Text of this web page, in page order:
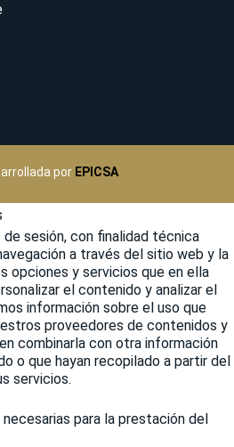
por EPICSA
sesión, con finalidad técnica
a través del sitio web y la
opciones y servicios que en ella
el contenido y analizar el
información sobre el uso que
proveedores de contenidos y
combinarla con otra información
o que hayan recopilado a partir del
servicios.
para la prestación del